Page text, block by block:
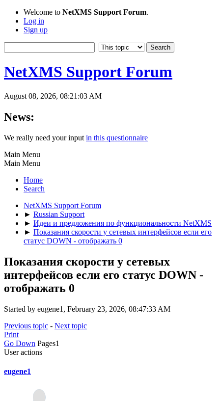
Welcome to NetXMS Support Forum.
Log in
Sign up
NetXMS Support Forum
August 08, 2026, 08:21:03 AM
News:
We really need your input in this questionnaire
Main Menu
Main Menu
Home
Search
NetXMS Support Forum
► Russian Support
► Идеи и предложения по функциональности NetXMS
► Показания скорости у сетевых интерфейсов если его
статус DOWN - отображать 0
Показания скорости у сетевых
интерфейсов если его статус DOWN -
отображать 0
Started by eugene1, February 23, 2026, 08:47:33 AM
Previous topic - Next topic
Print
Go Down Pages1
User actions
eugene1